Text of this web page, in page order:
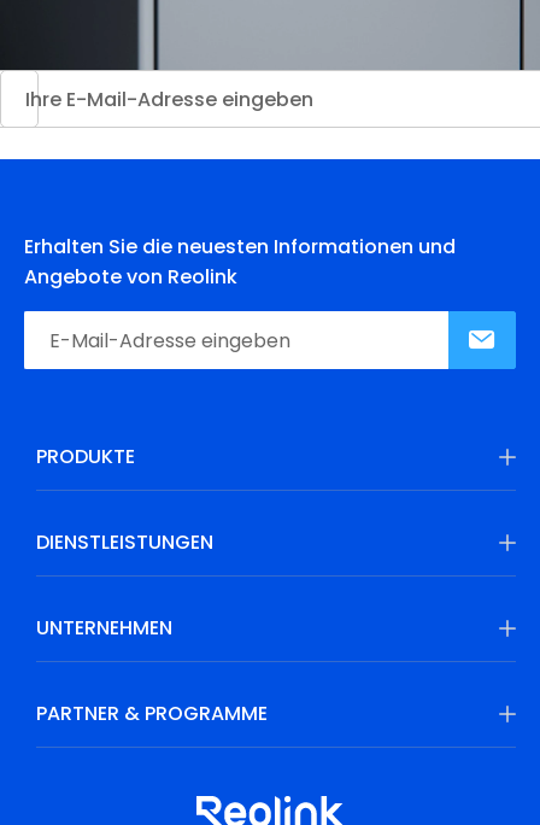
Erhalten Sie die neuesten Informationen und
Angebote von Reolink
PRODUKTE
DIENSTLEISTUNGEN
UNTERNEHMEN
PARTNER & PROGRAMME